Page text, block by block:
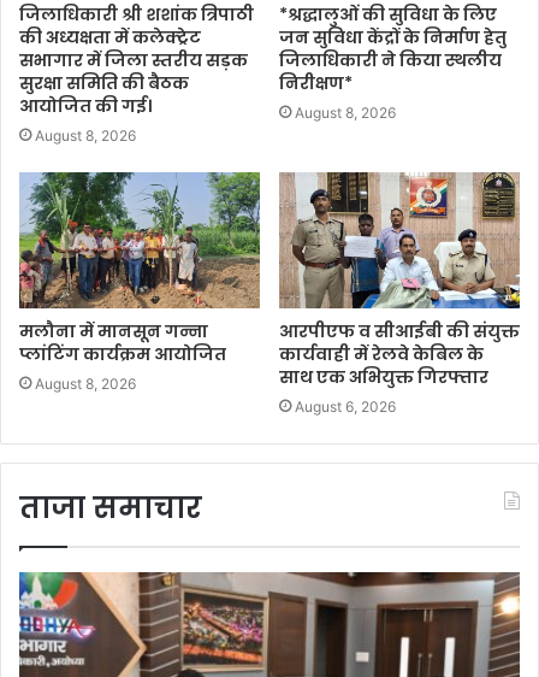
जिलाधिकारी श्री शशांक त्रिपाठी
की अध्यक्षता में कलेक्ट्रेट
सभागार में जिला स्तरीय सड़क
सुरक्षा समिति की बैठक
आयोजित की गई।
August 8, 2026
*श्रद्धालुओं की सुविधा के लिए
जन सुविधा केंद्रों के निर्माण हेतु
जिलाधिकारी ने किया स्थलीय
निरीक्षण*
August 8, 2026
मलौना में मानसून गन्ना
प्लांटिंग कार्यक्रम आयोजित
August 8, 2026
आरपीएफ व सीआईबी की संयुक्त
कार्यवाही में रेलवे केबिल के
साथ एक अभियुक्त गिरफ्तार
August 6, 2026
ताजा समाचार